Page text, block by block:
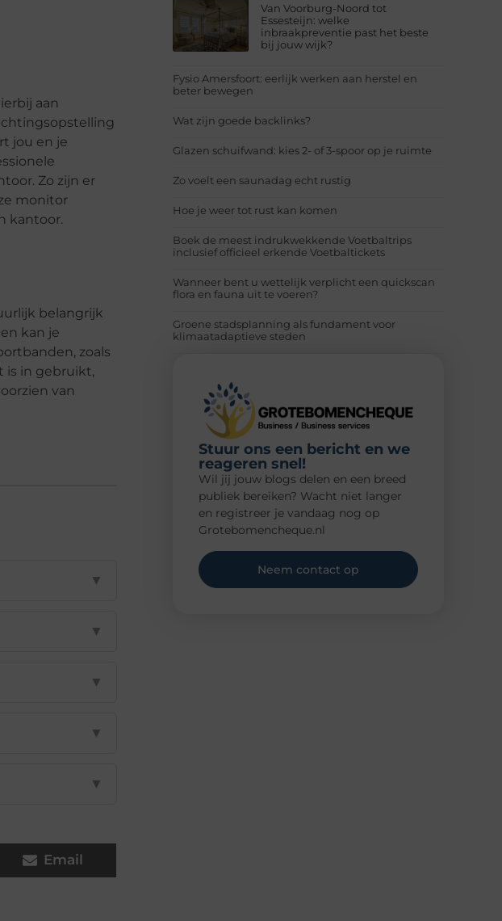
aan
jou en je
Zo zijn er
monitor
kantoor.
belangrijk
kan je
zoals
is in gebruikt,
van
▼
▼
▼
▼
▼
Email
Van Voorburg-Noord tot
Essesteijn: welke
inbraakpreventie past het beste
bij jouw wijk?
Fysio Amersfoort: eerlijk werken aan herstel en
beter bewegen
Wat zijn goede backlinks?
Glazen schuifwand: kies 2- of 3-spoor op je ruimte
Zo voelt een saunadag echt rustig
Hoe je weer tot rust kan komen
Boek de meest indrukwekkende Voetbaltrips
inclusief officieel erkende Voetbaltickets
Wanneer bent u wettelijk verplicht een quickscan
flora en fauna uit te voeren?
Groene stadsplanning als fundament voor
klimaatadaptieve steden
Stuur ons een bericht en we
reageren snel!
Wil jij jouw blogs delen en een breed
publiek bereiken? Wacht niet langer
en registreer je vandaag nog op
Grotebomencheque.nl
Neem contact op